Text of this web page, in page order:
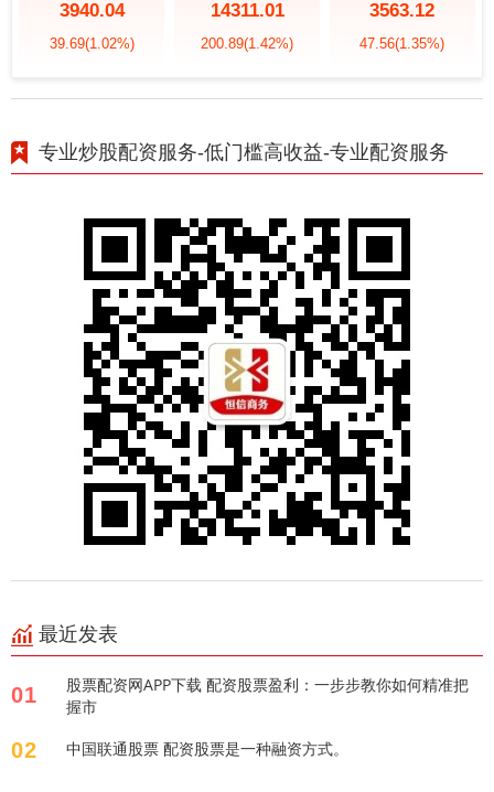
3940.04
39.69(1.02%)
14311.01
200.89(1.42%)
3563.12
47.56(1.35%)
专业炒股配资服务-低门槛高收益-专业配资服务
最近发表
01
股票配资网APP下载 配资股票盈利：一步步教你如何精准把
握市
02 中国联通股票 配资股票是一种融资方式。